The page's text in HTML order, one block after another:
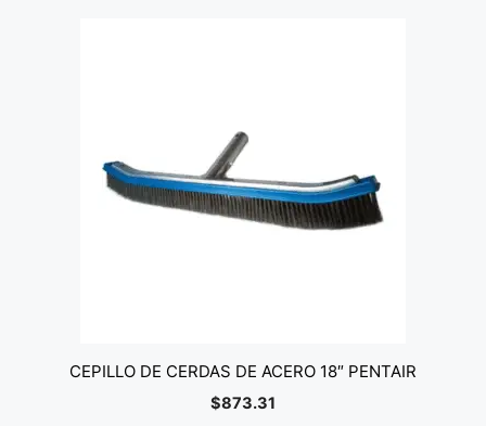
CEPILLO DE CERDAS DE ACERO 18″ PENTAIR
$873.31